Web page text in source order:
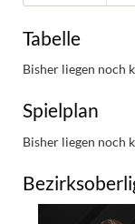
Tabelle
Bisher liegen noch
Spielplan
Bisher liegen noch